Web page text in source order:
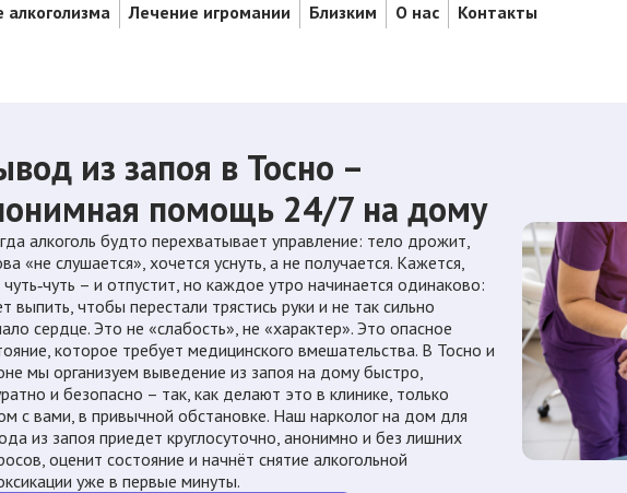
алкоголизма Лечение игромании Близким О нас Контакты
из запоя в Тосно –
помощь 24/7 на дому
алкоголь будто перехватывает управление: тело дрожит,
«не слушается», хочется уснуть, а не получается. Кажется,
– и отпустит, но каждое утро начинается одинаково:
выпить, чтобы перестали трястись руки и не так сильно
сердце. Это не «слабость», не «характер». Это опасное
которое требует медицинского вмешательства. В Тосно и
мы организуем выведение из запоя на дому быстро,
и безопасно – так, как делают это в клинике, только
с вами, в привычной обстановке. Наш нарколог на дом для
из запоя приедет круглосуточно, анонимно и без лишних
оценит состояние и начнёт снятие алкогольной
уже в первые минуты.